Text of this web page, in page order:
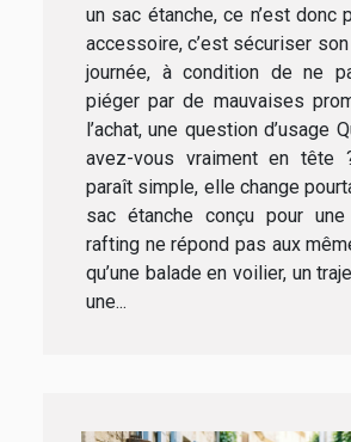
un sac étanche, ce n’est donc
accessoire, c’est sécuriser
journée, à condition de ne
piéger par de mauvaises
l’achat, une question d’usage
avez-vous vraiment en tête
paraît simple, elle change
sac étanche conçu pour
rafting ne répond pas aux
qu’une balade en voilier, un
une...